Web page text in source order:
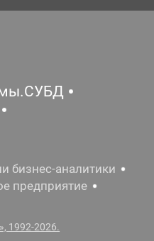
бизнес-аналитики
предприятие
1992-2026.